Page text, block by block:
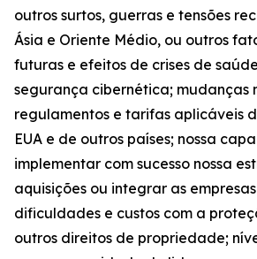
outros surtos, guerras e tensões
Ásia e Oriente Médio, ou outros
futuras e efeitos de crises de
segurança cibernética; mudanças
regulamentos e tarifas aplicáveis
EUA e de outros países; nossa
implementar com sucesso nossa
aquisições ou integrar as
dificuldades e custos com a
outros direitos de propriedade;